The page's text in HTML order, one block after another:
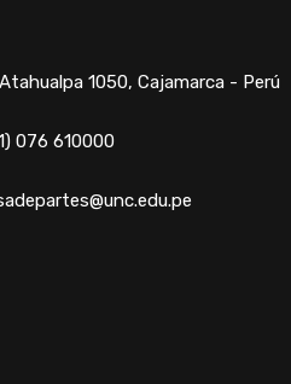
1050, Cajamarca - Perú
076 610000